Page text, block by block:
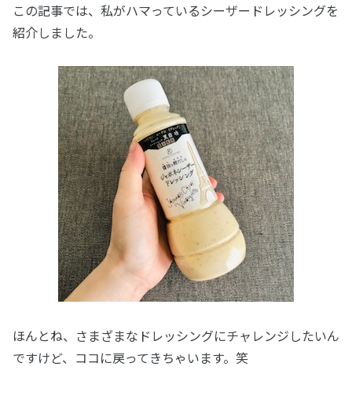
この記事では、私がハマっているシーザードレッシングを
紹介しました。
ほんとね、さまざまなドレッシングにチャレンジしたいん
ですけど、ココに戻ってきちゃいます。笑